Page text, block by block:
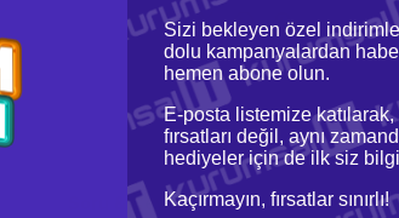
Soru & Cevap Taksit
Sizi bekleyen özel
dolu kampanyalardan
hemen abone olun.
E-posta listemize
fırsatları değil, aynı
hediyeler için de ilk siz
Kaçırmayın, fırsatlar sınırlı!